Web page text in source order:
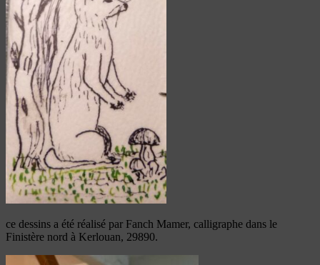
ce dessins a été réalisé par Fanch Mamer, calligraphe dans le
Finistère nord à Kerlouan, 29890.